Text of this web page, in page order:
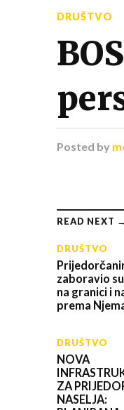
DRUŠTVO
Posted by
READ NEXT →
DRUŠTVO
zaboravio
na granici i
prema
DRUŠTVO
NOVA
ZA
NASELJA: